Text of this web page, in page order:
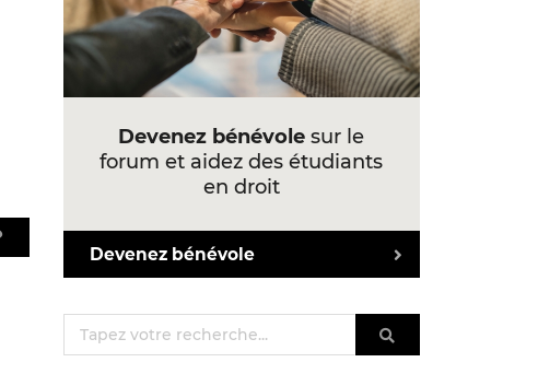
Devenez bénévole sur le
forum et aidez des étudiants
en droit
Devenez bénévole